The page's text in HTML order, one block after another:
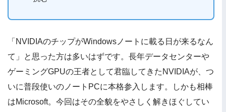
「NVIDIAのチップがWindowsノートに載る日が来るなん
て」と思った方は多いはずです。長年データセンターや
ゲーミングGPUの王者として君臨してきたNVIDIAが、つ
いに普段使いのノートPCに本格参入します。しかも相棒
はMicrosoft。今回はその全貌をやさしく解きほぐしてい